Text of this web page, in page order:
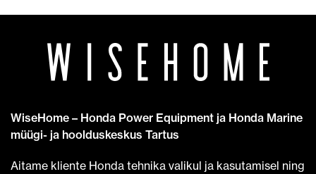
WiseHome – Honda Power Equipment ja Honda Marine
müügi- ja hoolduskeskus Tartus
Aitame kliente Honda tehnika valikul ja kasutamisel ning